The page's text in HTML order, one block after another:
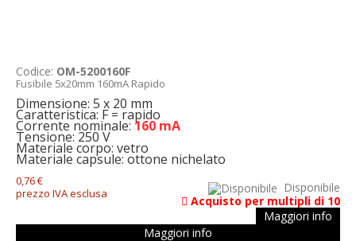
Codice: OM-5200160F
Fusibile 5x20mm 160mA Rapido
Dimensione: 5 x 20 mm
Caratteristica: F = rapido
Corrente nominale: 160 mA
Tensione: 250 V
Materiale corpo: vetro
Materiale capsule: ottone nichelato
0,76 €
prezzo IVA esclusa
Disponibile
Acquisto per multipli di 10
Maggiori info
Maggiori info